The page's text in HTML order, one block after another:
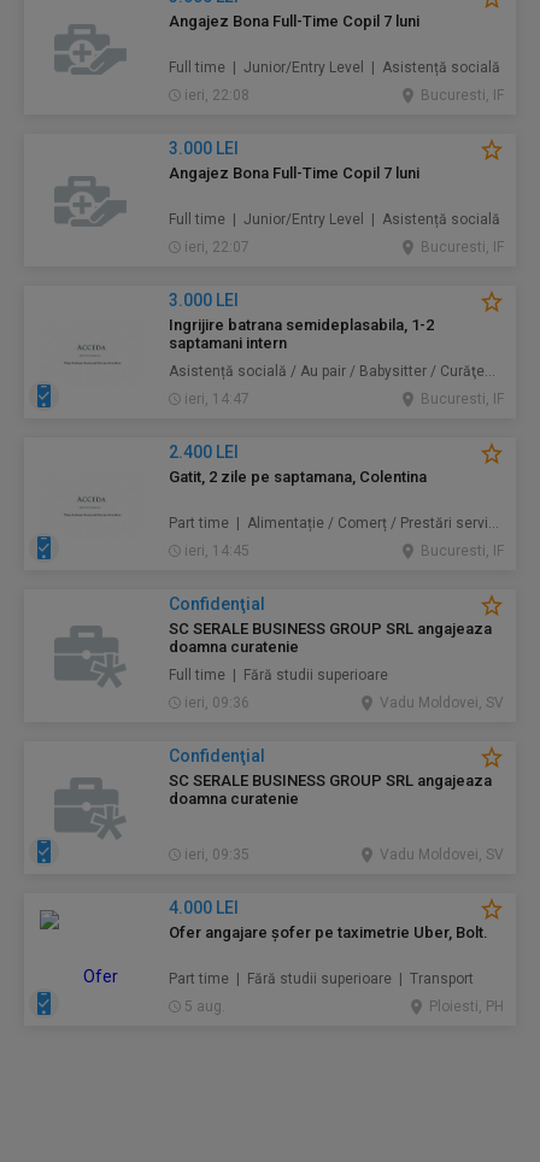
Angajez Bona Full-Time Copil 7 luni
Full time | Junior/Entry Level | Asistență socială
ieri, 22:08
Bucuresti, IF
3.000 LEI
Angajez Bona Full-Time Copil 7 luni
Full time | Junior/Entry Level | Asistență socială
ieri, 22:07
Bucuresti, IF
3.000 LEI
Ingrijire batrana semideplasabila, 1-2
saptamani intern
Asistență socială / Au pair / Babysitter / Curăţenie / Prestări servicii
ieri, 14:47
Bucuresti, IF
2.400 LEI
Gatit, 2 zile pe saptamana, Colentina
Part time | Alimentație / Comerț / Prestări servicii
ieri, 14:45
Bucuresti, IF
Confidenţial
SC SERALE BUSINESS GROUP SRL angajeaza
doamna curatenie
Full time | Fără studii superioare
ieri, 09:36
Vadu Moldovei, SV
Confidenţial
SC SERALE BUSINESS GROUP SRL angajeaza
doamna curatenie
ieri, 09:35 Vadu Moldovei, SV
4.000 LEI
Ofer angajare șofer pe taximetrie Uber, Bolt.
Part time | Fără studii superioare | Transport
5 aug.
Ploiesti, PH